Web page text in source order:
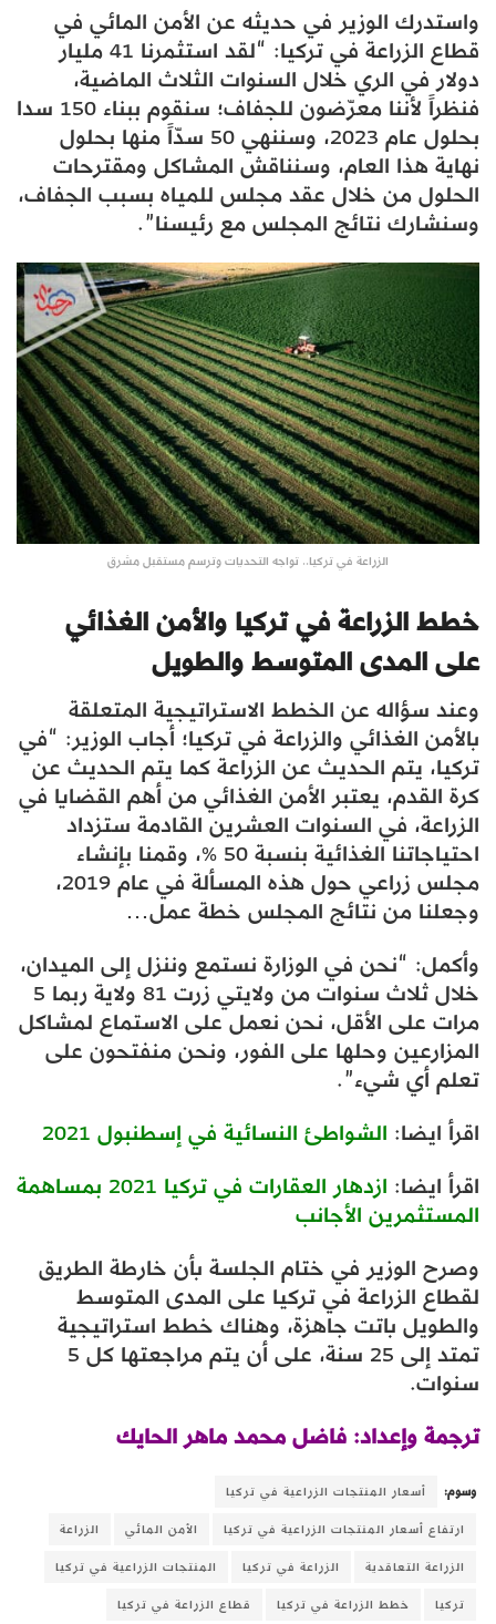
واستدرك الوزير في حديثه عن الأمن المائي في
قطاع الزراعة في تركيا: “لقد استثمرنا 41 مليار
دولار في الري خلال السنوات الثلاث الماضية،
فنظراً لأننا معرّضون للجفاف؛ سنقوم ببناء 150 سدا
بحلول عام 2023، وسننهي 50 سدّاً منها بحلول
نهاية هذا العام، وسنناقش المشاكل ومقترحات
الحلول من خلال عقد مجلس للمياه بسبب الجفاف،
وسنشارك نتائج المجلس مع رئيسنا”.
الزراعة في تركيا.. تواجه التحديات وترسم مستقبل مشرق
خطط الزراعة في تركيا والأمن الغذائي
على المدى المتوسط ​​والطويل
وعند سؤاله عن الخطط الاستراتيجية المتعلقة
بالأمن الغذائي والزراعة في تركيا؛ أجاب الوزير: “في
تركيا، يتم الحديث عن الزراعة كما يتم الحديث عن
كرة القدم، يعتبر الأمن الغذائي من أهم القضايا في
الزراعة، في السنوات العشرين القادمة ستزداد
احتياجاتنا الغذائية بنسبة 50 %، وقمنا بإنشاء
مجلس زراعي حول هذه المسألة في عام 2019،
وجعلنا من نتائج المجلس خطة عمل…
وأكمل: “نحن في الوزارة نستمع وننزل إلى الميدان،
خلال ثلاث سنوات من ولايتي زرت 81 ولاية ربما 5
مرات على الأقل، نحن نعمل على الاستماع لمشاكل
المزارعين وحلها على الفور، ونحن منفتحون على
تعلم أي شيء”.
اقرأ ايضا: الشواطئ النسائية في إسطنبول 2021
اقرأ ايضا:
ازدهار العقارات في تركيا 2021 بمساهمة
المستثمرين الأجانب
وصرح الوزير في ختام الجلسة بأن خارطة الطريق
لقطاع الزراعة في تركيا على المدى المتوسط ​​
والطويل باتت جاهزة، وهناك خطط استراتيجية
تمتد إلى 25 سنة، على أن يتم مراجعتها كل 5
سنوات.
ترجمة وإعداد: فاضل محمد ماهر الحايك
وسوم:
أسعار المنتجات الزراعية في تركيا
ارتفاع أسعار المنتجات الزراعية في تركيا
الأمن المائي
الزراعة
الزراعة التعاقدية
الزراعة في تركيا
المنتجات الزراعية في تركيا
تركيا
خطط الزراعة في تركيا قطاع الزراعة في تركيا